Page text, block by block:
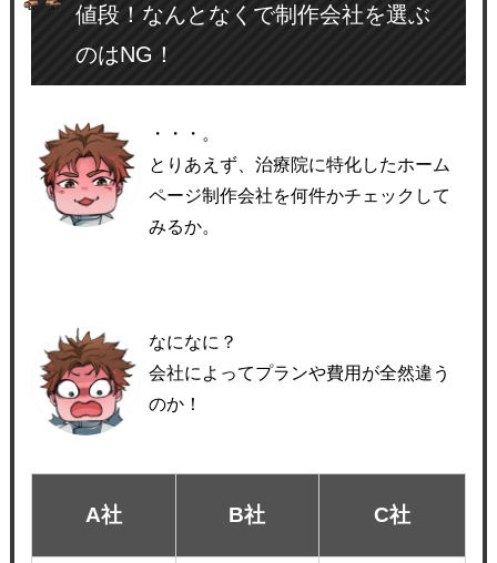
値段！なんとなくで制作会社を選ぶ
のはNG！
・・・。
とりあえず、治療院に特化したホーム
ページ制作会社を何件かチェックして
みるか。
なになに？
会社によってプランや費用が全然違う
のか！
A社 B社 C社